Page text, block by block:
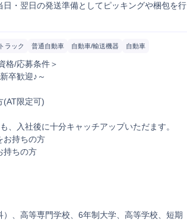
・翌日の発送準備としてピッキングや梱包を行
トラック 普通自動車 自動車/輸送機器 自動車
格/応募条件＞
卒歓迎♪～
(AT限定可)
入社後に十分キャッチアップいただます。
お持ちの方
持ちの方
、高等専門学校、6年制大学、高等学校、短期